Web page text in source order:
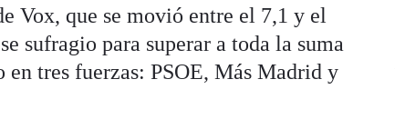
Vox, que se movió entre el 7,1 y el
sufragio para superar a toda la suma
tres fuerzas: PSOE, Más Madrid y